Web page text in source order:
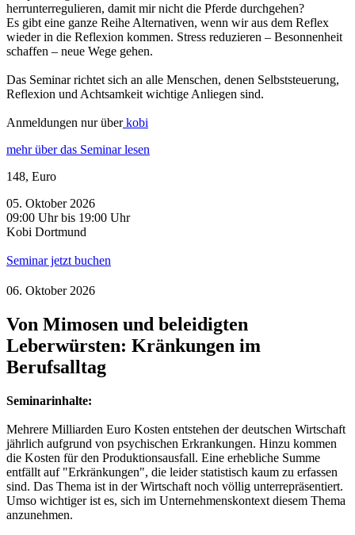
herrunterregulieren, damit mir nicht die Pferde durchgehen?
Es gibt eine ganze Reihe Alternativen, wenn wir aus dem Reflex
wieder in die Reflexion kommen. Stress reduzieren – Besonnenheit
schaffen – neue Wege gehen.
Das Seminar richtet sich an alle Menschen, denen Selbststeuerung,
Reflexion und Achtsamkeit wichtige Anliegen sind.
Anmeldungen nur überkobi
mehr über das Seminar lesen
148, Euro
05. Oktober 2026
09:00 Uhr bis 19:00 Uhr
Kobi Dortmund
Seminar jetzt buchen
06. Oktober 2026
Von Mimosen und beleidigten
Leberwürsten: Kränkungen im
Berufsalltag
Seminarinhalte:
Mehrere Milliarden Euro Kosten entstehen der deutschen Wirtschaft
jährlich aufgrund von psychischen Erkrankungen. Hinzu kommen
die Kosten für den Produktionsausfall. Eine erhebliche Summe
entfällt auf "Erkränkungen", die leider statistisch kaum zu erfassen
sind. Das Thema ist in der Wirtschaft noch völlig unterrepräsentiert.
Umso wichtiger ist es, sich im Unternehmenskontext diesem Thema
anzunehmen.